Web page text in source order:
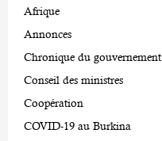
Afrique
Annonces
Chronique du gouvernement
Conseil des ministres
Coopération
COVID-19 au Burkina